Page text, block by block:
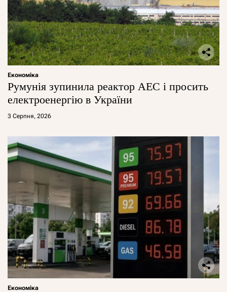
Економіка
Румунія зупинила реактор АЕС і просить
електроенергію в України
3 Серпня, 2026
Економіка